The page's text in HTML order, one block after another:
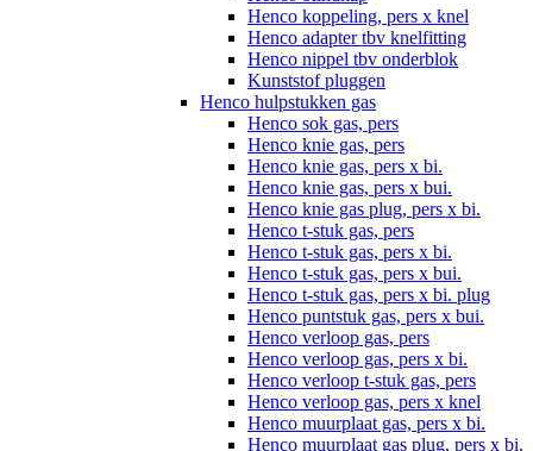
Henco koppeling, pers x knel
Henco adapter tbv knelfitting
Henco nippel tbv onderblok
Kunststof pluggen
Henco hulpstukken gas
Henco sok gas, pers
Henco knie gas, pers
Henco knie gas, pers x bi.
Henco knie gas, pers x bui.
Henco knie gas plug, pers x bi.
Henco t-stuk gas, pers
Henco t-stuk gas, pers x bi.
Henco t-stuk gas, pers x bui.
Henco t-stuk gas, pers x bi. plug
Henco puntstuk gas, pers x bui.
Henco verloop gas, pers
Henco verloop gas, pers x bi.
Henco verloop t-stuk gas, pers
Henco verloop gas, pers x knel
Henco muurplaat gas, pers x bi.
Henco muurplaat gas plug, pers x bi.